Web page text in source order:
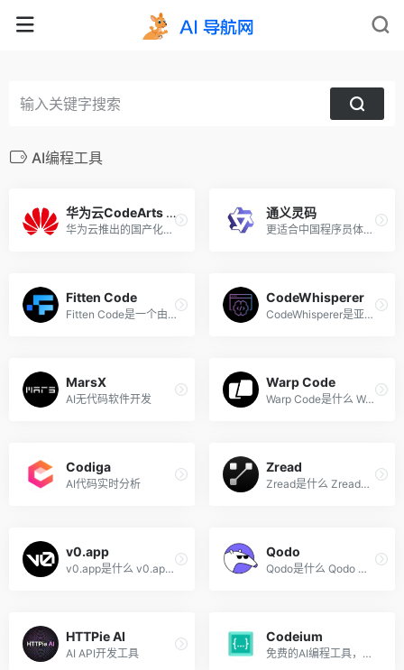
AI编程工具
华为云CodeArts Snap编程
华为云推出的国产化的AI代码辅助编程工具
通义灵码
更适合中国程序员体质的AI代码工具
Fitten Code
Fitten Code是一个由非十科技...
CodeWhisperer
CodeWhisperer是亚马逊最新发...
MarsX
AI无代码软件开发
Warp Code
Warp Code是什么 Warp Code ...
Codiga
AI代码实时分析
Zread
Zread是什么 Zread是专为开发...
v0.app
v0.app是什么 v0.app 是 Verc...
Qodo
Qodo是什么 Qodo （原CodiumA...
HTTPie AI
AI API开发工具
Codeium
免费的AI编程工具，智能生成...